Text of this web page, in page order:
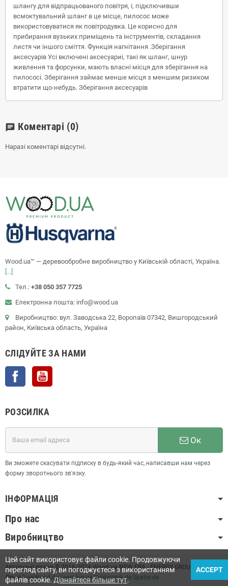
шлангу для відпрацьованого повітря, і, підключивши
всмоктувальний шланг в це місце, пилосос може
використовуватися як повітродувка. Це корисно для
прибирання вузьких приміщень та інструментів, складання
листя чи іншого сміття. Функція нагнітання .Зберігання
аксесуарів Усі включені аксесуариі, такі як шланг, шнур
живлення та форсунки, мають власні місця для зберігання на
пилососі. Зберігання займає менше місця з меншим ризиком
втратити що-небудь. Зберігання аксесуарів
chat Коментарі (0)
Наразі коментарі відсутні.
Wood.ua™ — деревообробне виробництво у Київській області, Україна.
[...]
Тел.: +38 050 357 7725
Електронна пошта: info@wood.ua
Виробництво: вул. Заводська 22, Воропаїв 07342, Вишгородський
район, Київська область, Україна
СЛІДУЙТЕ ЗА НАМИ
Facebook
РОЗСИЛКА
Ок
Ви зможете скасувати підписку в будь-який час, написавши нам через
форму зворотнього зв'язку.
ІНФОРМАЦІЯ
Про нас
Виробництво
Авторські права © 2016-2024 Wood.ua NEW ERA - ENERGY GROUP LLC
ДрузіFuelWood.de Learning.ua Schlaumik.de Spatar.de
Цей сайт використовує файли cookie. Продовжуючи
перегляд сайту, ви погоджуєтеся з використанням
файлів cookie.Дізнайтеся більше тут.
ACCEPT